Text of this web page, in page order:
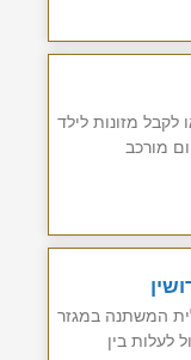
לקבל מזונות לילד
מורכב
המשתנה במגזר
לעלות בין